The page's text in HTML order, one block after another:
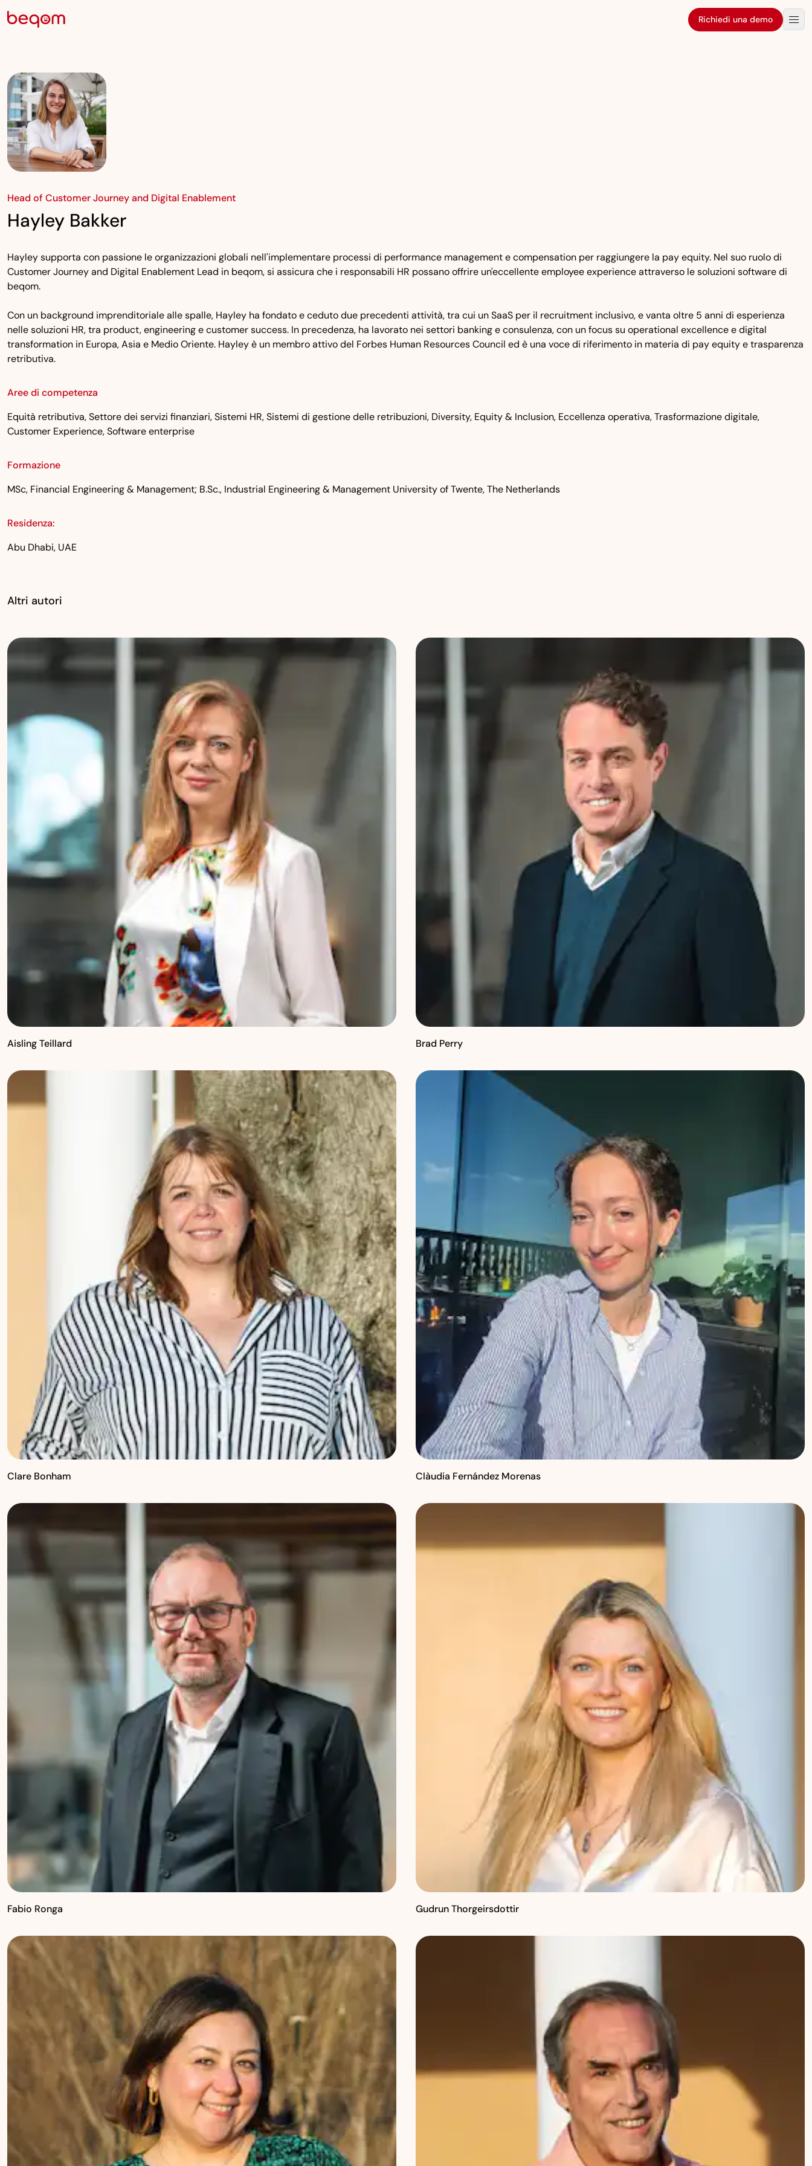
Richiedi una demo
Head of Customer Journey and Digital Enablement
Hayley Bakker
Hayley supporta con passione le organizzazioni globali nell'implementare processi di performance management e compensation per raggiungere la pay equity. Nel suo ruolo di
Customer Journey and Digital Enablement Lead in beqom, si assicura che i responsabili HR possano offrire un'eccellente employee experience attraverso le soluzioni software di
beqom.
Con un background imprenditoriale alle spalle, Hayley ha fondato e ceduto due precedenti attività, tra cui un SaaS per il recruitment inclusivo, e vanta oltre 5 anni di esperienza
nelle soluzioni HR, tra product, engineering e customer success. In precedenza, ha lavorato nei settori banking e consulenza, con un focus su operational excellence e digital
transformation in Europa, Asia e Medio Oriente. Hayley è un membro attivo del Forbes Human Resources Council ed è una voce di riferimento in materia di pay equity e trasparenza
retributiva.
Aree di competenza
Equità retributiva, Settore dei servizi finanziari, Sistemi HR, Sistemi di gestione delle retribuzioni, Diversity, Equity & Inclusion, Eccellenza operativa, Trasformazione digitale,
Customer Experience, Software enterprise
Formazione
MSc, Financial Engineering & Management; B.Sc., Industrial Engineering & Management University of Twente, The Netherlands
Residenza:
Abu Dhabi, UAE
Altri autori
Aisling Teillard Brad Perry
Clare Bonham Clàudia Fernández Morenas
Fabio Ronga Gudrun Thorgeirsdottir